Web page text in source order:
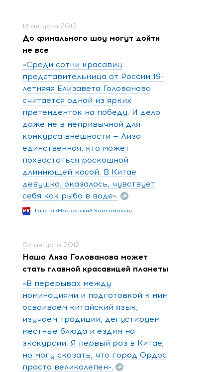
13 августа 2012
До финального шоу могут дойти
не все
«Среди сотни красавиц
представительница от России 19-
летняяя Елизавета Голованова
считается одной из ярких
претенденток на победу. И дело
даже не в непривычной для
конкурса внешности — Лиза
единственная, кто может
похвастаться роскошной
длиннющей косой. В Китае
девушка, оказалось, чувствует
себя как рыба в воде».
Газета «Московский Комсомолец»
07 августа 2012
Наша Лиза Голованова может
стать главной красавицей планеты
«В перерывах между
номинациями и подготовкой к ним
осваиваем китайский язык,
изучаем традиции, дегустируем
местные блюда и ездим на
экскурсии. Я первый раз в Китае,
но могу сказать, что город Ордос
просто великолепен».